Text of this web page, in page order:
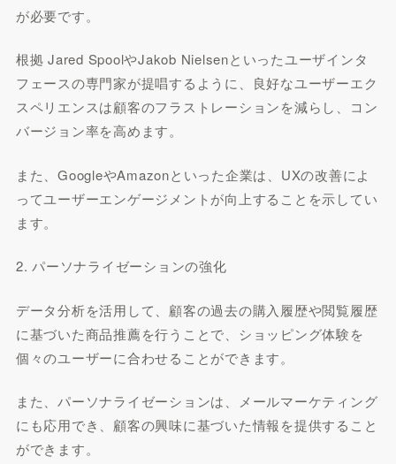
が必要です。
根拠 Jared SpoolやJakob Nielsenといったユーザインタ
フェースの専門家が提唱するように、良好なユーザーエク
スペリエンスは顧客のフラストレーションを減らし、コン
バージョン率を高めます。
また、GoogleやAmazonといった企業は、UXの改善によ
ってユーザーエンゲージメントが向上することを示してい
ます。
2. パーソナライゼーションの強化
データ分析を活用して、顧客の過去の購入履歴や閲覧履歴
に基づいた商品推薦を行うことで、ショッピング体験を
個々のユーザーに合わせることができます。
また、パーソナライゼーションは、メールマーケティング
にも応用でき、顧客の興味に基づいた情報を提供すること
ができます。